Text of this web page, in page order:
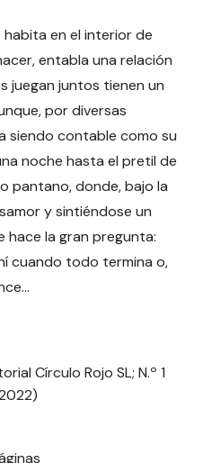
habita en el interior de
entabla una relación
juegan juntos tienen un
por diversas
siendo contable como su
noche hasta el pretil de
pantano, donde, bajo la
y sintiéndose un
hace la gran pregunta:
cuando todo termina o,
Círculo Rojo SL; N.º 1